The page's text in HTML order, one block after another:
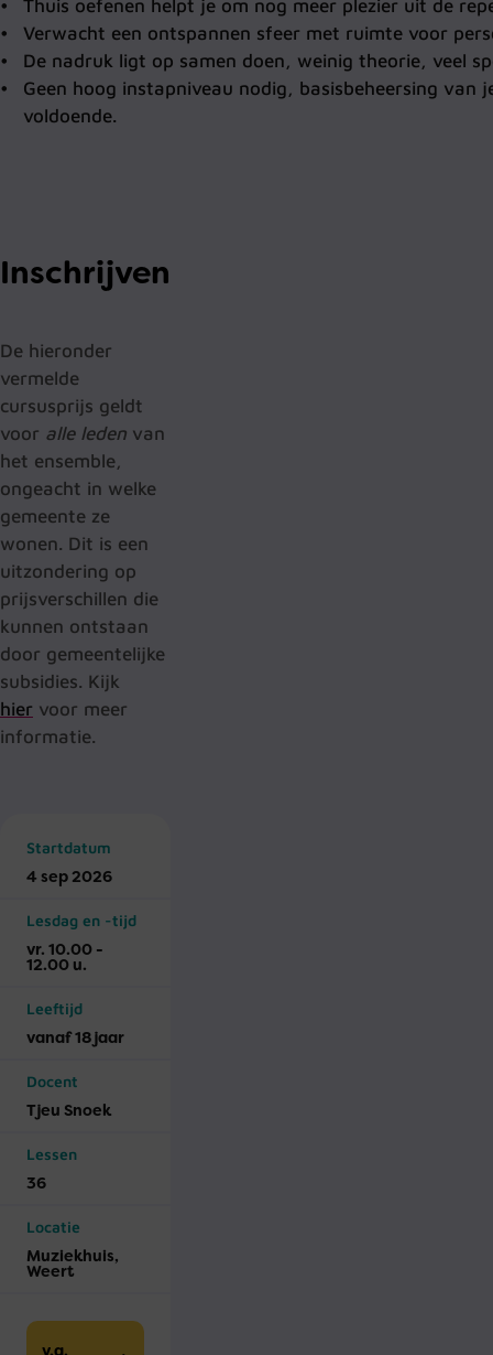
Thuis oefenen helpt je om nog meer plezier uit de
Verwacht een ontspannen sfeer met ruimte voor
De nadruk ligt op samen doen, weinig theorie, veel
Geen hoog instapniveau nodig, basisbeheersing van
voldoende.
Inschrijven
De hieronder
vermelde
cursusprijs geldt
voor alle leden van
het ensemble,
ongeacht in welke
gemeente ze
wonen. Dit is een
uitzondering op
prijsverschillen die
kunnen ontstaan
door gemeentelijke
subsidies. Kijk
hier voor meer
informatie.
Startdatum
4 sep 2026
Lesdag en -tijd
vr. 10.00 -
12.00 u.
Leeftijd
vanaf 18 jaar
Docent
Tjeu Snoek
Lessen
36
Locatie
Muziekhuis,
Weert
v.a.